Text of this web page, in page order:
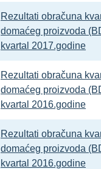
Rezultati obračuna
domaćeg proizvoda
kvartal 2017.godine
Rezultati obračuna
domaćeg proizvoda
kvartal 2016.godine
Rezultati obračuna
domaćeg proizvoda
kvartal 2016.godine